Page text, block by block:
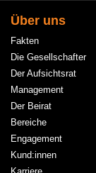
Über uns
Fakten
Die Gesellschafter
Der Aufsichtsrat
Management
Der Beirat
Bereiche
Engagement
Kund:innen